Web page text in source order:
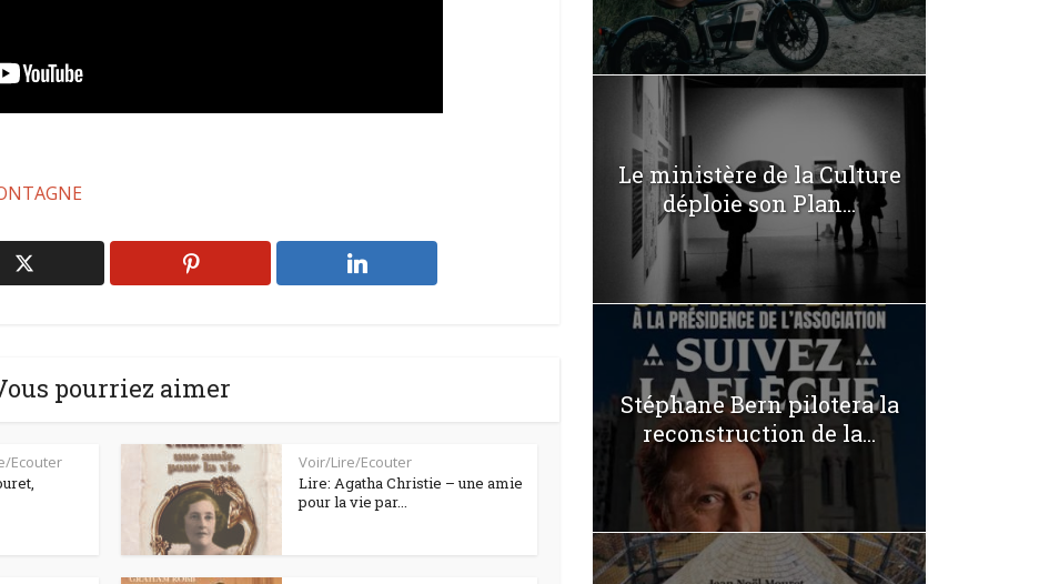
pourriez aimer
Ecouter
Voir/Lire/Ecouter
Lire: Agatha Christie – une amie
pour la vie par...
Le ministère de la Culture
déploie son Plan...
Stéphane Bern pilotera la
reconstruction de la...